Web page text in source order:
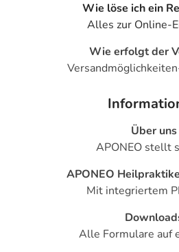
Wie löse ich ein
Alles zur Online-
Wie erfolgt der
Über uns
APONEO stellt
APONEO
Mit integriertem
Alle Formulare auf